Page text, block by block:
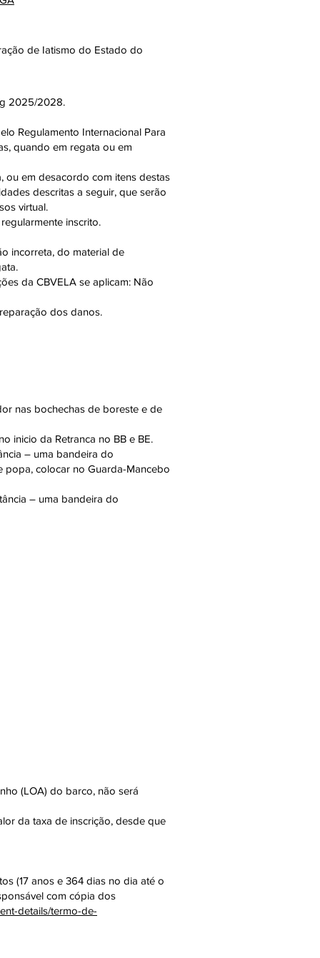
de Iatismo do Estado do
2025/2028.
Regulamento Internacional Para
quando em regata ou em
ou em desacordo com itens destas
descritas a seguir, que serão
virtual.
inscrito.
incorreta, do material de
da CBVELA se aplicam: Não
dos danos.
nas bochechas de boreste e de
inicio da Retranca no BB e BE.
– uma bandeira do
colocar no Guarda-Mancebo
– uma bandeira do
(LOA) do barco, não será
da taxa de inscrição, desde que
(17 anos e 364 dias no dia até o
com cópia dos
details/termo-de-